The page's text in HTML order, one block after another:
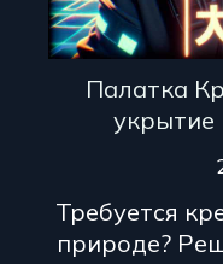
Палатка
укрытие
Требуется
природе?